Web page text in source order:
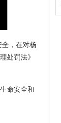
，在对杨
处罚法》
命安全和